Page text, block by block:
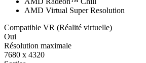
AMD Virtual Super Resolution
Compatible VR (Réalité virtuelle)
Oui
Résolution maximale
7680 x 4320